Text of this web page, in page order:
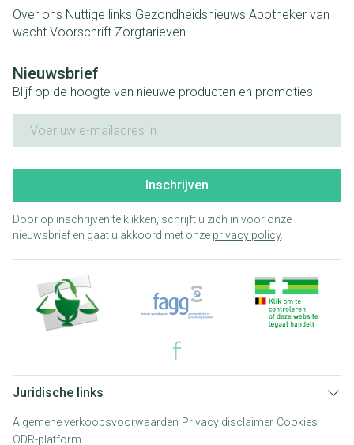
Over ons Nuttige links Gezondheidsnieuws Apotheker van
wacht Voorschrift Zorgtarieven
Nieuwsbrief
Blijf op de hoogte van nieuwe producten en promoties
Inschrijven
Door op inschrijven te klikken, schrijft u zich in voor onze
nieuwsbrief en gaat u akkoord met onze privacy policy.
Juridische links
Algemene verkoopsvoorwaarden Privacy disclaimer Cookies
ODR-platform